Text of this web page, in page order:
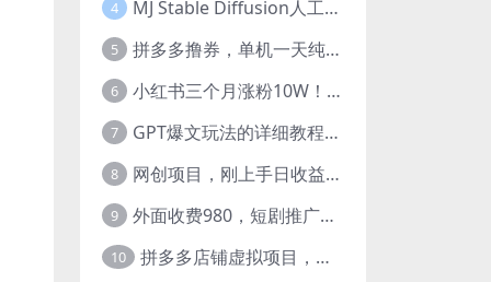
4 MJ Stable Diffusion人工智能绘画与设计-第6期AIGC课程（35节）
5 拼多多撸券，单机一天纯利润480，下半年收益更高，不限设备，不限IP。
6 小红书三个月涨粉10W！AI英语视频0成本制作，每天轻松日入2000+
7 GPT爆文玩法的详细教程，今日头条原创文章玩法实操讲解，简单操作月入5000
8 网创项目，刚上手日收益300-500左右，熟悉后日收益1500-3000
9 外面收费980，短剧推广最新搬运玩法，几分钟一个作品，日入1000
10 拼多多店铺虚拟项目，教科书式操作玩法，轻松月入1000